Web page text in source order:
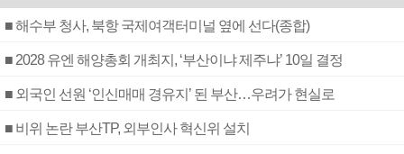
■ 해수부 청사, 북항 국제여객터미널 옆에 선다(종합)
■ 2028 유엔 해양총회 개최지, ‘부산이냐 제주냐’ 10일 결정
■ 외국인 선원 ‘인신매매 경유지’ 된 부산…우려가 현실로
■ 비위 논란 부산TP, 외부인사 혁신위 설치